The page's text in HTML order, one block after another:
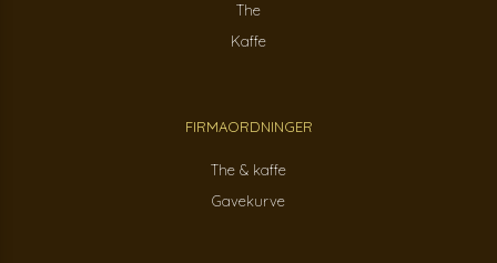
The
Kaffe
FIRMAORDNINGER
The & kaffe
Gavekurve